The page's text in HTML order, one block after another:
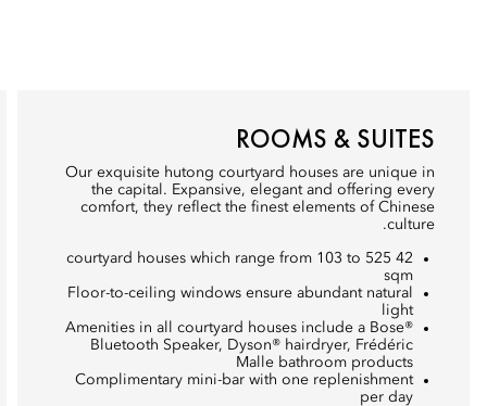
ROOMS & SUITES
Our exquisite hutong courtyard houses are unique in
the capital. Expansive, elegant and offering every
comfort, they reflect the finest elements of Chinese
culture.
42 courtyard houses which range from 103 to 525
sqm
Floor-to-ceiling windows ensure abundant natural
light
Amenities in all courtyard houses include a Bose®
Bluetooth Speaker, Dyson® hairdryer, Frédéric
Malle bathroom products
Complimentary mini-bar with one replenishment
per day